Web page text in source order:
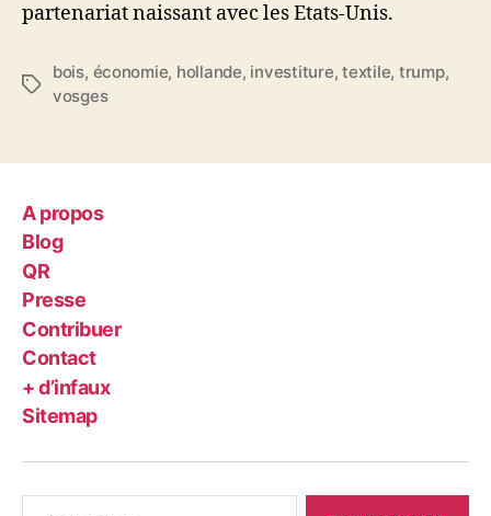
partenariat naissant avec les Etats-Unis.
Étiquettes
bois, économie, hollande, investiture,textile, trump,
vosges
A propos
Blog
QR
Presse
Contribuer
Contact
+ d’infaux
Sitemap